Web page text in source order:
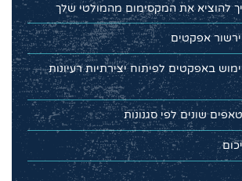
22: שימוש באפקטים לפיתוח יצירתיות רעיונות